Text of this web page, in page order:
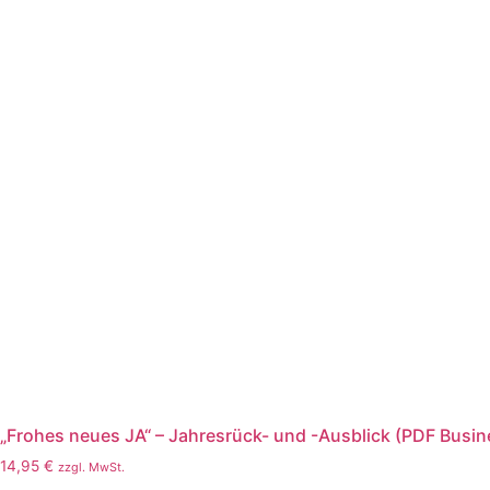
„Frohes neues JA“ – Jahresrück- und -Ausblick (PDF
14,95 € zzgl. MwSt.